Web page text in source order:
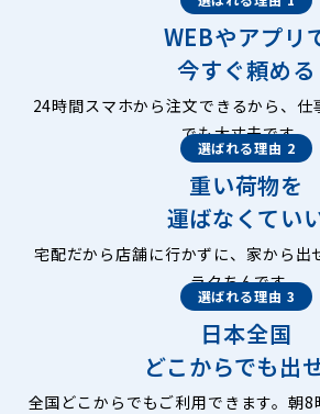
WEBやアプリ
今すぐ頼める
24時間スマホから注文できるから、仕
でも大丈夫です。
選ばれる理由 2
重い荷物を
運ばなくてい
宅配だから店舗に行かずに、家から出
ラクちんです。
選ばれる理由 3
日本全国
どこからでも出
全国どこからでもご利用できます。朝